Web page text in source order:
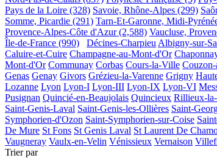
Pays de la Loire (328) Savoie, Rhône-Alpes (299)
Somme, Picardie (291) Tarn-Et-Garonne, Midi-
Provence-Alpes-Côte d'Azur (2,588) Vaucluse,
Île-de-France (990) Décines-Charpieu Albigny-sur-
Caluire-et-Cuire Champagne-au-Mont-d'Or
Mont-d'Or Communay Corbas Cours-la-Ville
Genas Genay Givors Grézieu-la-Varenne Grigny
Lozanne Lyon Lyon-I Lyon-III Lyon-IX Lyon-VI
Pusignan Quincié-en-Beaujolais Quincieux Rillieux-
Saint-Genis-Laval Saint-Genis-les-Ollières Saint-
Symphorien-d'Ozon Saint-Symphorien-sur-Coise
De Mure St Fons St Genis Laval St Laurent De
Vaugneray Vaulx-en-Velin Vénissieux Vernaison
Trier par